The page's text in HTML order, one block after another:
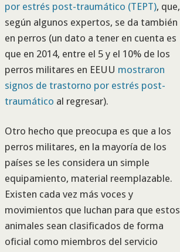
por estrés post-traumático (TEPT), que,
según algunos expertos, se da también
en perros (un dato a tener en cuenta es
que en 2014, entre el 5 y el 10% de los
perros militares en EEUU mostraron
signos de trastorno por estrés post-
traumático al regresar).
Otro hecho que preocupa es que a los
perros militares, en la mayoría de los
países se les considera un simple
equipamiento, material reemplazable.
Existen cada vez más voces y
movimientos que luchan para que estos
animales sean clasificados de forma
oficial como miembros del servicio